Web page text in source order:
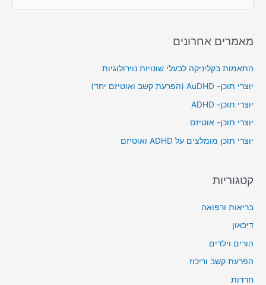
r
o
r
:
מאמרים אחרונים
התאמות בקליניקה לבעלי שונויות נוירולוגיות
יוצרי תוכן- AuDHD (הפרעת קשב ואוטיזם יחד)
יוצרי תוכן- ADHD
יוצרי תוכן- אוטיזם
יוצרי תוכן מומלצים על ADHD ואוטיזם
קטגוריות
בריאות ורפואה
דיכאון
הורים וילדים
הפרעת קשב וריכוז
חרדות